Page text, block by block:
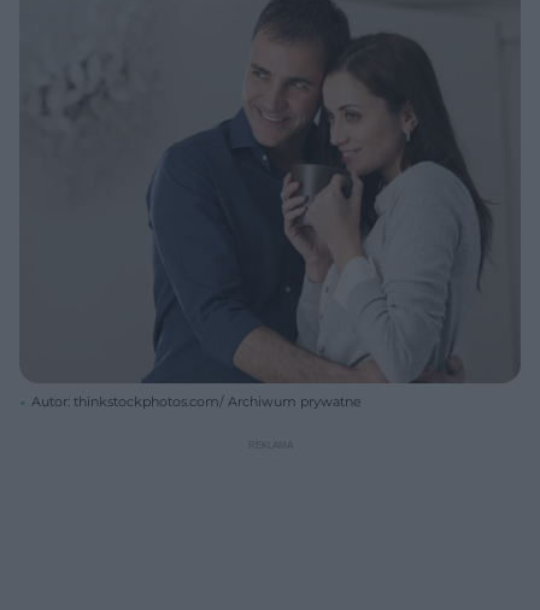
Autor: thinkstockphotos.com/ Archiwum prywatne